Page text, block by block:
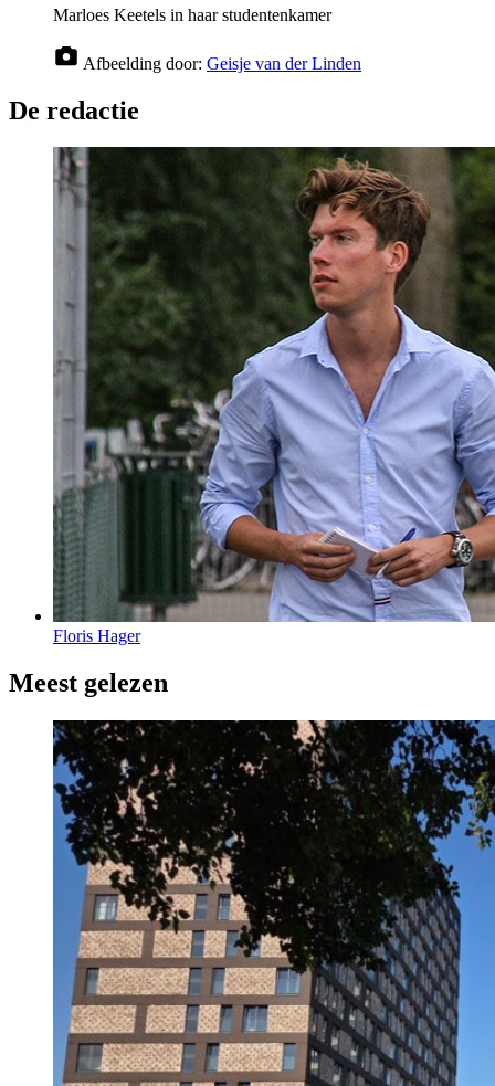
Marloes Keetels in haar studentenkamer
Afbeelding door: Geisje van der Linden
De redactie
Floris Hager
Meest gelezen